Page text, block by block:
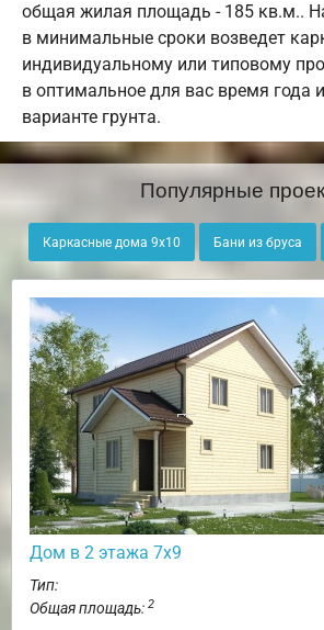
общая жилая площадь - 185 кв.м..
в минимальные сроки возведет
индивидуальному или типовому
в оптимальное для вас время года
варианте грунта.
Популярные
Каркасные дома 9х10 Бани из бруса
Дом в 2 этажа 7х9
Тип:
Общая площадь: 2